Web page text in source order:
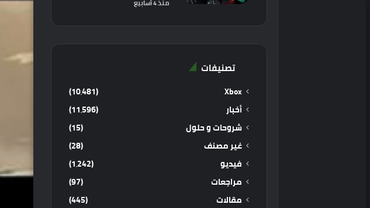
منذ 4 أسابيع
تصنيفات
Xbox
(10٬481)
أخبار
(11٬596)
شروحات و حلول
(15)
غير مصنف
(28)
فيديو
(1٬242)
مراجعات
(97)
مقالات
(445)